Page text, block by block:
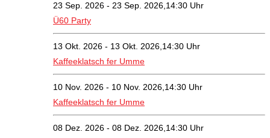
23 Sep. 2026 - 23 Sep. 2026,14:30 Uhr
Ü60 Party
13 Okt. 2026 - 13 Okt. 2026,14:30 Uhr
Kaffeeklatsch fer Umme
10 Nov. 2026 - 10 Nov. 2026,14:30 Uhr
Kaffeeklatsch fer Umme
08 Dez. 2026 - 08 Dez. 2026,14:30 Uhr